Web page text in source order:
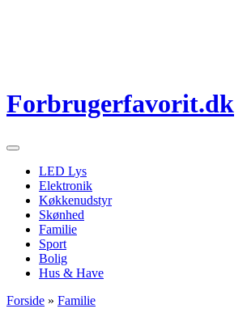
Forbrugerfavorit.dk
LED Lys
Elektronik
Køkkenudstyr
Skønhed
Familie
Sport
Bolig
Hus & Have
Forside » Familie